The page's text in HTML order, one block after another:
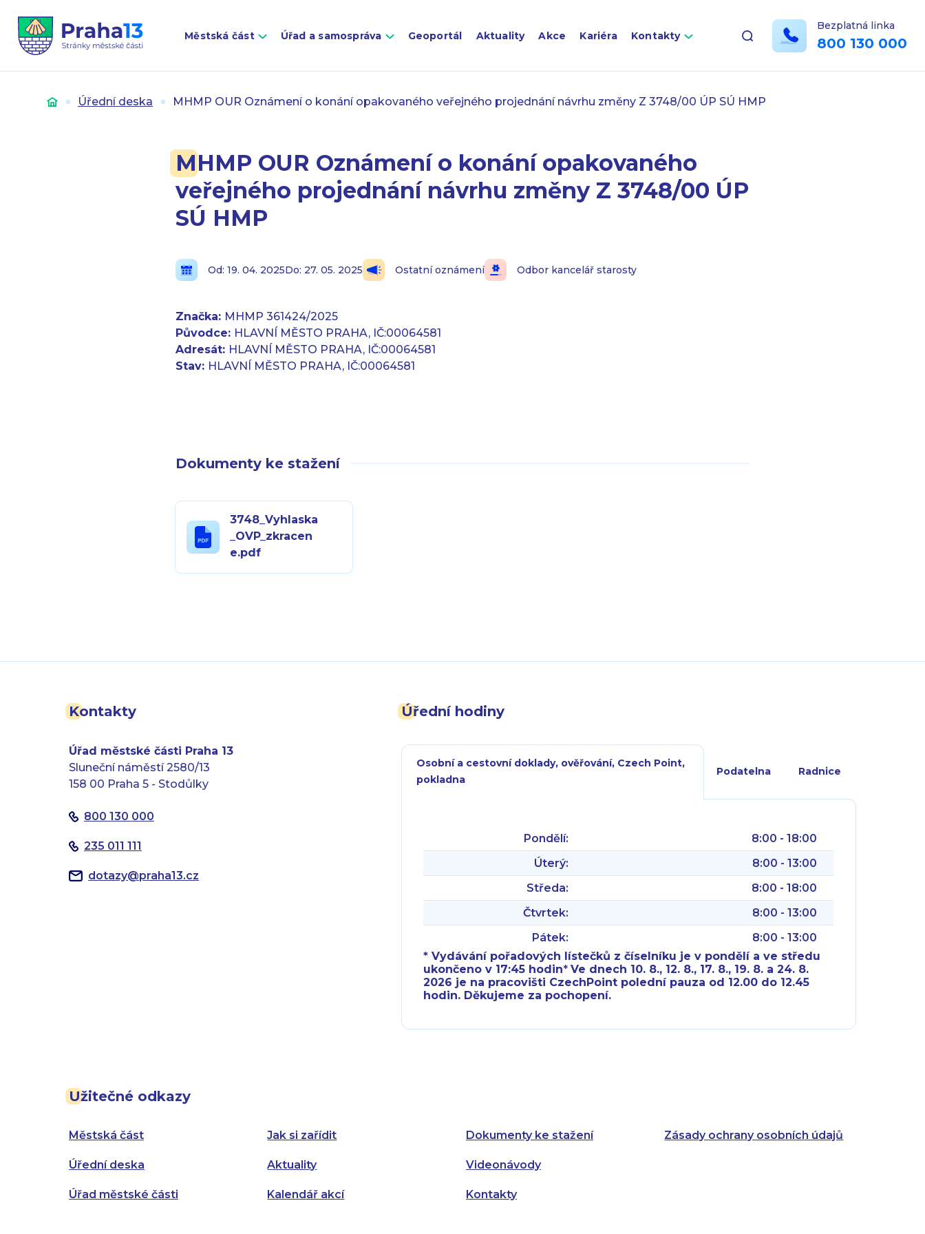
Městská část Úřad a samospráva Geoportál Aktuality Akce Kariéra Kontakty
Bezplatná linka
800 130 000
Úvod Úřední deska MHMP OUR Oznámení o konání opakovaného veřejného projednání návrhu změny Z 3748/00 ÚP SÚ HMP
MHMP OUR Oznámení o konání opakovaného
veřejného projednání návrhu změny Z 3748/00 ÚP
SÚ HMP
Od: 19. 04. 2025Do: 27. 05. 2025 Ostatní oznámení Odbor kancelář starosty
Značka: MHMP 361424/2025
Původce: HLAVNÍ MĚSTO PRAHA, IČ:00064581
Adresát: HLAVNÍ MĚSTO PRAHA, IČ:00064581
Stav: HLAVNÍ MĚSTO PRAHA, IČ:00064581
Dokumenty ke stažení
3748_Vyhlaska
_OVP_zkracen
e.pdf
Kontakty
Úřad městské části Praha 13
Sluneční náměstí 2580/13
158 00 Praha 5 - Stodůlky
800 130 000
235 011 111
dotazy@praha13.cz
Užitečné odkazy
Městská část
Úřední deska
Úřad městské části
Jak si zařídit
Aktuality
Kalendář akcí
Dokumenty ke stažení
Videonávody
Kontakty
Zásady ochrany osobních údajů
Úřední hodiny
Osobní a cestovní doklady, ověřování, Czech Point,
pokladna
Podatelna Radnice
Pondělí:
8:00 - 18:00
Úterý:
8:00 - 13:00
Středa:
8:00 - 18:00
Čtvrtek:
8:00 - 13:00
Pátek:
8:00 - 13:00
* Vydávání pořadových lístečků z číselníku je v pondělí a ve středu
ukončeno v 17:45 hodin*Ve dnech 10. 8., 12. 8., 17. 8., 19. 8. a 24. 8.
2026 je na pracovišti CzechPoint polední pauza od 12.00 do 12.45
hodin. Děkujeme za pochopení.
Pátek:
8:00 - 14:30